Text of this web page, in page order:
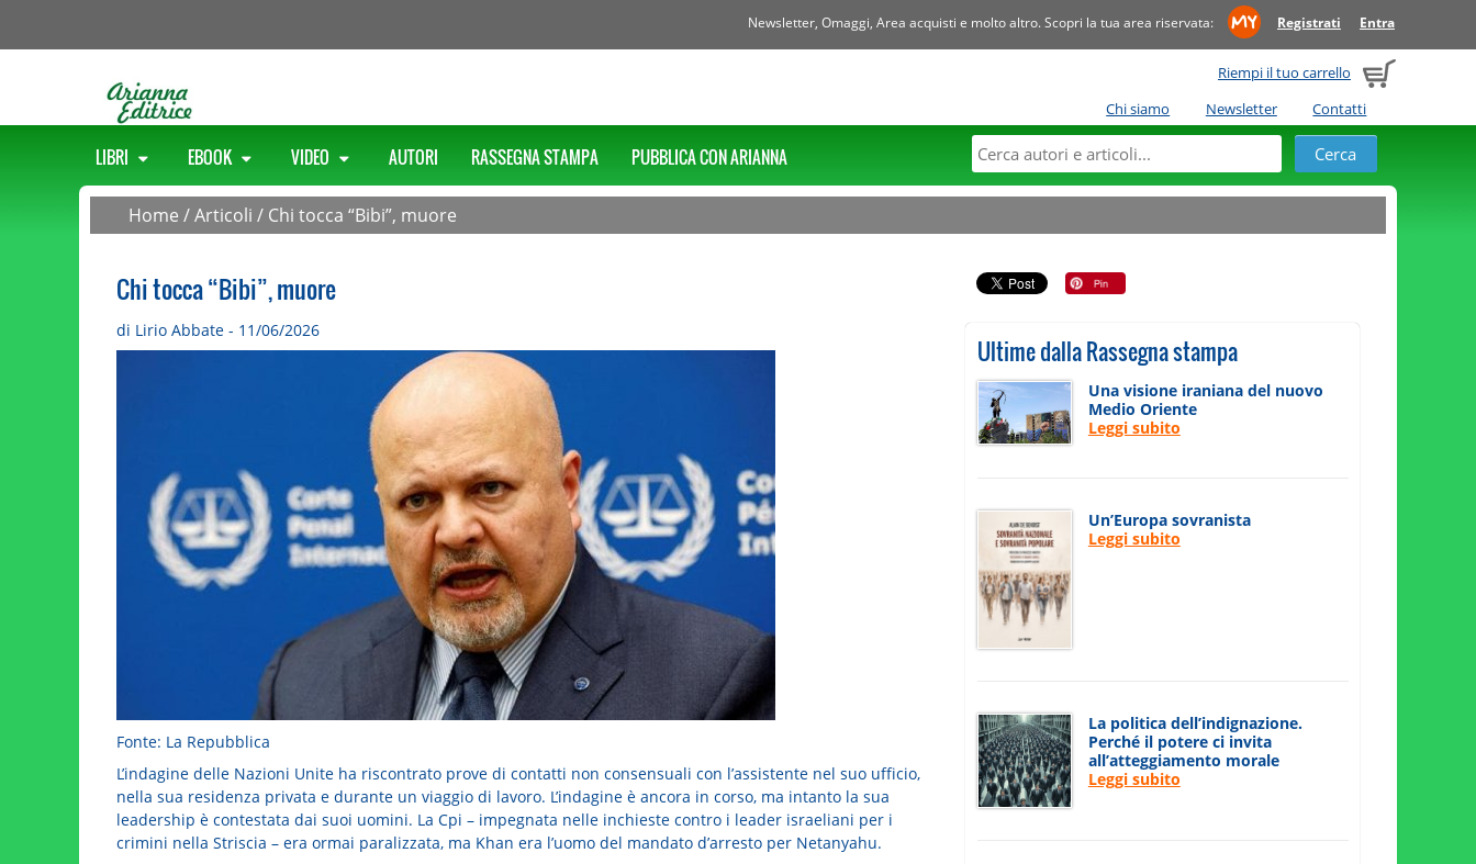
Newsletter, Omaggi, Area acquisti e molto altro. Scopri la tua area riservata: Registrati Entra
Riempi il tuo carrello
Chi siamo
Newsletter Contatti
LIBRI EBOOK VIDEO AUTORI RASSEGNA STAMPA PUBBLICA CON ARIANNA
Home /Articoli / Chi tocca “Bibi”, muore
Chi tocca “Bibi”, muore
di Lirio Abbate - 11/06/2026
Fonte: La Repubblica
L’indagine delle Nazioni Unite ha riscontrato prove di contatti non consensuali con l’assistente nel suo ufficio,
nella sua residenza privata e durante un viaggio di lavoro. L’indagine è ancora in corso, ma intanto la sua
leadership è contestata dai suoi uomini. La Cpi – impegnata nelle inchieste contro i leader israeliani per i
crimini nella Striscia – era ormai paralizzata, ma Khan era l’uomo del mandato d’arresto per Netanyahu.
Ultime dalla Rassegna stampa
Una visione iraniana del nuovo
Medio Oriente
Leggi subito
Un’Europa sovranista
Leggi subito
La politica dell’indignazione.
Perché il potere ci invita
all’atteggiamento morale
Leggi subito